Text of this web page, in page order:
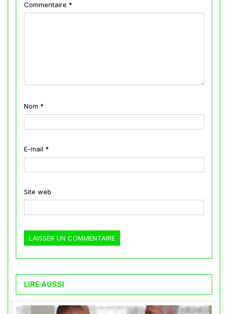
Commentaire *
Nom *
E-mail *
Site web
LIRE AUSSI